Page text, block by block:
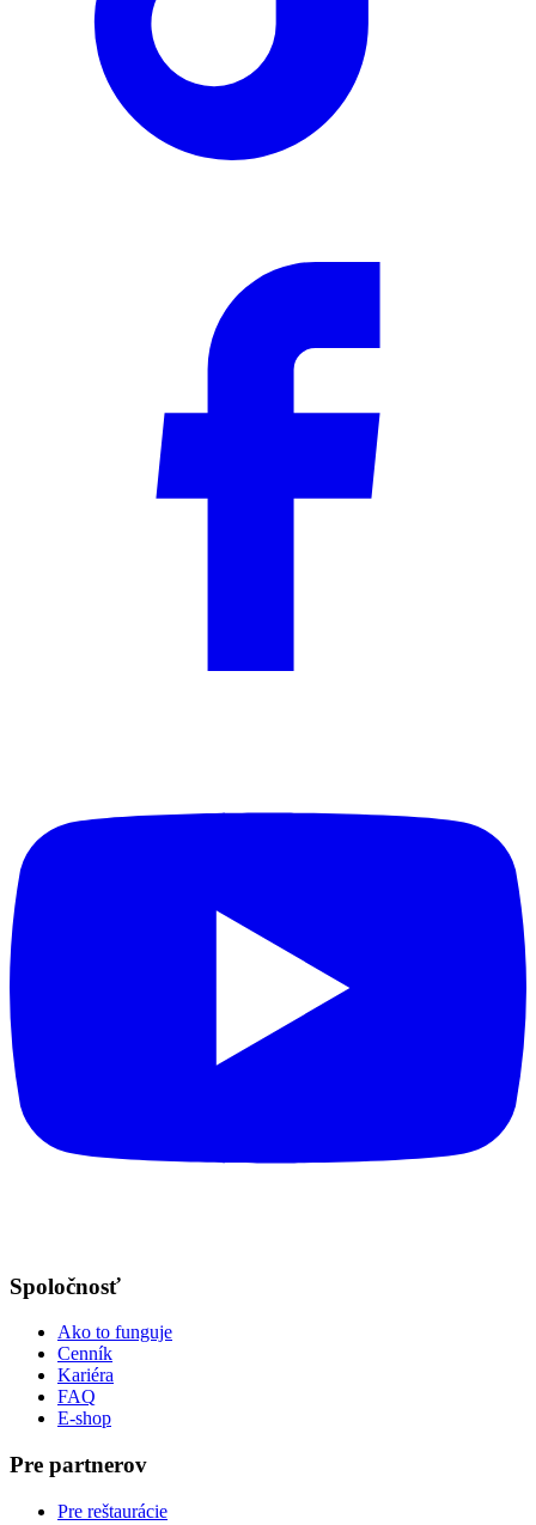
Spoločnosť
Ako to funguje
Cenník
Kariéra
FAQ
E-shop
Pre partnerov
Pre reštaurácie